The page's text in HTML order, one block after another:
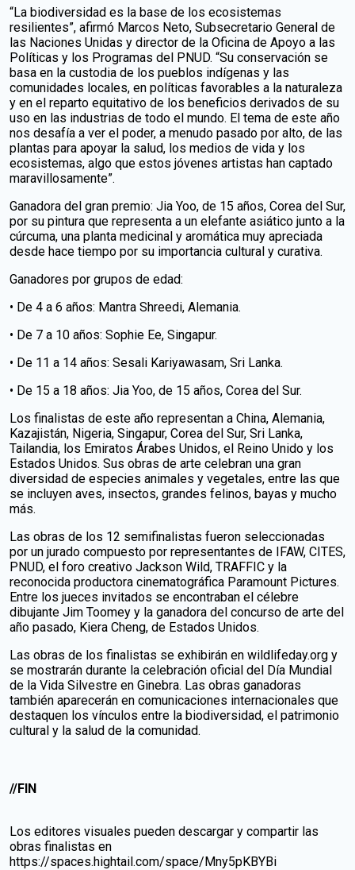
“La biodiversidad es la base de los ecosistemas
resilientes”, afirmó Marcos Neto, Subsecretario General de
las Naciones Unidas y director de la Oficina de Apoyo a las
Políticas y los Programas del PNUD. “Su conservación se
basa en la custodia de los pueblos indígenas y las
comunidades locales, en políticas favorables a la naturaleza
y en el reparto equitativo de los beneficios derivados de su
uso en las industrias de todo el mundo. El tema de este año
nos desafía a ver el poder, a menudo pasado por alto, de las
plantas para apoyar la salud, los medios de vida y los
ecosistemas, algo que estos jóvenes artistas han captado
maravillosamente”.
Ganadora del gran premio: Jia Yoo, de 15 años, Corea del Sur,
por su pintura que representa a un elefante asiático junto a la
cúrcuma, una planta medicinal y aromática muy apreciada
desde hace tiempo por su importancia cultural y curativa.
Ganadores por grupos de edad:
• De 4 a 6 años: Mantra Shreedi, Alemania.
• De 7 a 10 años: Sophie Ee, Singapur.
• De 11 a 14 años: Sesali Kariyawasam, Sri Lanka.
• De 15 a 18 años: Jia Yoo, de 15 años, Corea del Sur.
Los finalistas de este año representan a China, Alemania,
Kazajistán, Nigeria, Singapur, Corea del Sur, Sri Lanka,
Tailandia, los Emiratos Árabes Unidos, el Reino Unido y los
Estados Unidos. Sus obras de arte celebran una gran
diversidad de especies animales y vegetales, entre las que
se incluyen aves, insectos, grandes felinos, bayas y mucho
más.
Las obras de los 12 semifinalistas fueron seleccionadas
por un jurado compuesto por representantes de IFAW, CITES,
PNUD, el foro creativo Jackson Wild, TRAFFIC y la
reconocida productora cinematográfica Paramount Pictures.
Entre los jueces invitados se encontraban el célebre
dibujante Jim Toomey y la ganadora del concurso de arte del
año pasado, Kiera Cheng, de Estados Unidos.
Las obras de los finalistas se exhibirán en wildlifeday.org y
se mostrarán durante la celebración oficial del Día Mundial
de la Vida Silvestre en Ginebra. Las obras ganadoras
también aparecerán en comunicaciones internacionales que
destaquen los vínculos entre la biodiversidad, el patrimonio
cultural y la salud de la comunidad.
//FIN
Los editores visuales pueden descargar y compartir las
obras finalistas en
https://spaces.hightail.com/space/Mny5pKBYBi